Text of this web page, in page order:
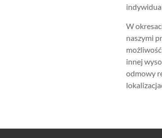
W
naszymi
innej
odmowy